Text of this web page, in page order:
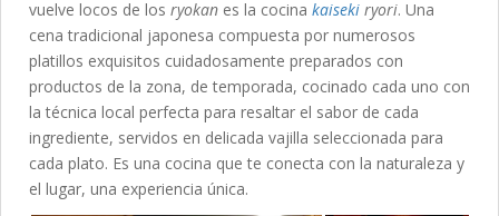
vuelve locos de los ryokan es la cocina kaiseki ryori. Una
cena tradicional japonesa compuesta por numerosos
platillos exquisitos cuidadosamente preparados con
productos de la zona, de temporada, cocinado cada uno con
la técnica local perfecta para resaltar el sabor de cada
ingrediente, servidos en delicada vajilla seleccionada para
cada plato. Es una cocina que te conecta con la naturaleza y
el lugar, una experiencia única.